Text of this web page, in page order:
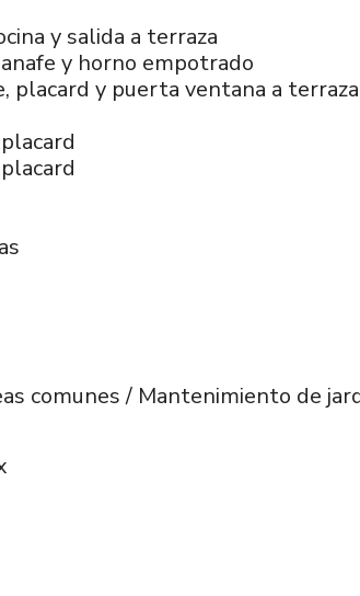
y salida a terraza
y horno empotrado
y puerta ventana a
comunes / Mantenimiento de